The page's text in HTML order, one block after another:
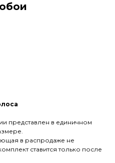
представлен в единичном
в распродаже не
ставится только после